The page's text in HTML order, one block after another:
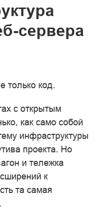
сервера
только код.
с открытым
как само собой
инфраструктуры
проекта. Но
и тележка
к
та самая